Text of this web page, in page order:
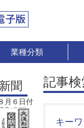
業種分類
聞
月６日付
記事
キー